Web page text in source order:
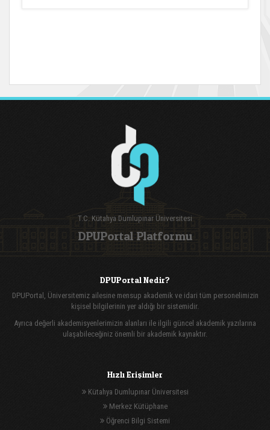
T.C. Kütahya Dumlupınar Üniversitesi
DPUPortal Platformu
DPUPortal Nedir?
DPUPortal, Üniversitemiz ailesine mensup akademik ve idari tüm personelimizin
kişisel bilgilerinin yer aldığı bir sistemidir.
Ayrıca değerli akademisyenlerimizin alanları ile ilgili güncel akademik yazılarına
ulaşabileceğiniz önemli bir akademik kaynaktır.
Hızlı Erişimler
Kütahya Dumlupınar Üniversitesi
Merkez Kütüphane
Öğrenci Bilgi Sistemi